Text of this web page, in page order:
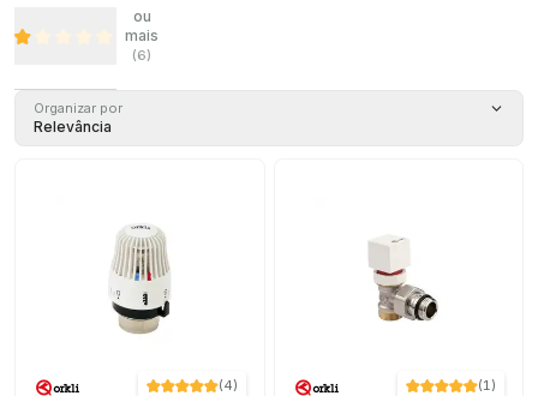
ou
mais
(6)
Organizar por
Relevância
(4) (1)